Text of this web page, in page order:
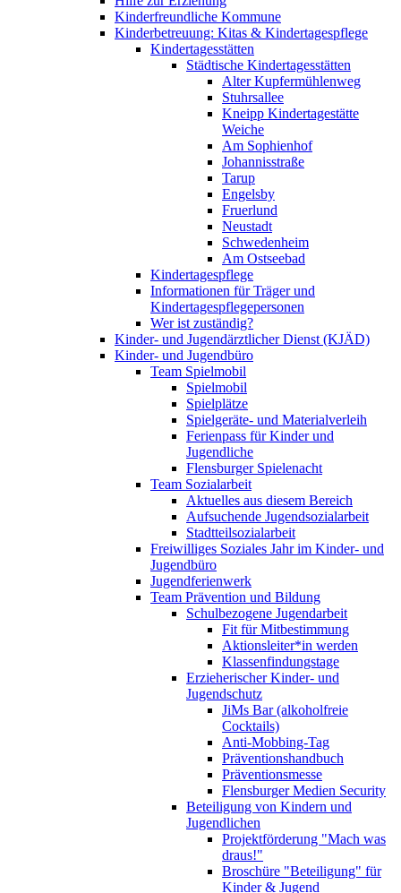
Kinderfreundliche Kommune
Kinderbetreuung: Kitas & Kindertagespflege
Kindertagesstätten
Städtische Kindertagesstätten
Alter Kupfermühlenweg
Stuhrsallee
Kneipp Kindertagestätte
Weiche
Am Sophienhof
Johannisstraße
Tarup
Engelsby
Fruerlund
Neustadt
Schwedenheim
Am Ostseebad
Kindertagespflege
Informationen für Träger und
Kindertagespflegepersonen
Wer ist zuständig?
Kinder- und Jugendärztlicher Dienst (KJÄD)
Kinder- und Jugendbüro
Team Spielmobil
Spielmobil
Spielplätze
Spielgeräte- und Materialverleih
Ferienpass für Kinder und
Jugendliche
Flensburger Spielenacht
Team Sozialarbeit
Aktuelles aus diesem Bereich
Aufsuchende Jugendsozialarbeit
Stadtteilsozialarbeit
Freiwilliges Soziales Jahr im Kinder- und
Jugendbüro
Jugendferienwerk
Team Prävention und Bildung
Schulbezogene Jugendarbeit
Fit für Mitbestimmung
Aktionsleiter*in werden
Klassenfindungstage
Erzieherischer Kinder- und
Jugendschutz
JiMs Bar (alkoholfreie
Cocktails)
Anti-Mobbing-Tag
Präventionshandbuch
Präventionsmesse
Flensburger Medien Security
Beteiligung von Kindern und
Jugendlichen
Projektförderung "Mach was
draus!"
Broschüre "Beteiligung" für
Kinder & Jugend